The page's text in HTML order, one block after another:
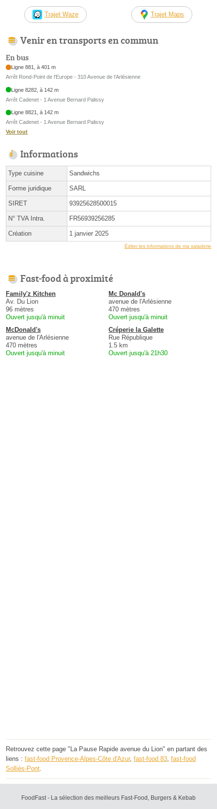
Trajet Waze Trajet Maps
Venir en transports en commun
En bus
Ligne 881, à 401 m
Arrêt Rond-Point de l'Europe - 310 Avenue de l’Arlésienne
Ligne 8282, à 142 m
Arrêt Cadenet - 1 Avenue Bernard Palissy
Ligne 8821, à 142 m
Arrêt Cadenet - 1 Avenue Bernard Palissy
Voir tout
Informations
Type cuisine Sandwichs
Forme juridique SARL
SIRET 93925628500015
N° TVA Intra. FR56939256285
Création 1 janvier 2025
Éditer les informations de ma saladerie
Fast-food à proximité
Family'z Kitchen
Av. Du Lion
96 mètres
Ouvert jusqu'à minuit
Mc Donald's
avenue de l'Arlésienne
470 mètres
Ouvert jusqu'à minuit
McDonald's
avenue de l'Arlésienne
470 mètres
Ouvert jusqu'à minuit
Créperie la Galette
Rue République
1.5 km
Ouvert jusqu'à 21h30
Retrouvez cette page "La Pause Rapide avenue du Lion" en partant des
liens : fast-food Provence-Alpes-Côte d'Azur, fast-food 83, fast-food
Solliès-Pont.
FoodFast - La sélection des meilleurs Fast-Food, Burgers & Kebab